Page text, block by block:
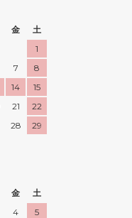
金
土
1
7
8
14
15
21
22
28
29
金
土
4
5